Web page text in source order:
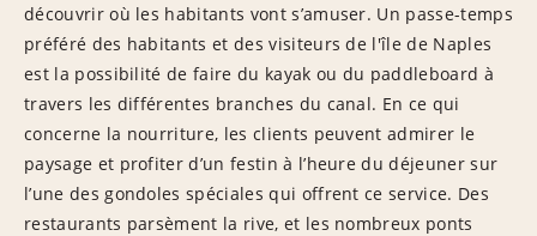
découvrir où les habitants vont s’amuser. Un passe-temps
préféré des habitants et des visiteurs de l'île de Naples
est la possibilité de faire du kayak ou du paddleboard à
travers les différentes branches du canal. En ce qui
concerne la nourriture, les clients peuvent admirer le
paysage et profiter d’un festin à l’heure du déjeuner sur
l’une des gondoles spéciales qui offrent ce service. Des
restaurants parsèment la rive, et les nombreux ponts